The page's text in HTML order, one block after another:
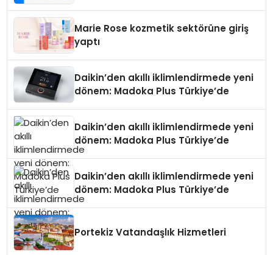
Marie Rose kozmetik sektörüne giriş
yaptı
Daikin’den akıllı iklimlendirmede yeni
dönem: Madoka Plus Türkiye’de
Daikin’den akıllı iklimlendirmede yeni
dönem: Madoka Plus Türkiye’de
Daikin’den akıllı iklimlendirmede yeni
dönem: Madoka Plus Türkiye’de
Portekiz Vatandaşlık Hizmetleri